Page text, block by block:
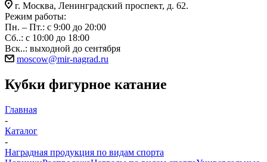
г. Москва, Ленинградский проспект, д. 62.
Режим работы:
Пн. – Пт.: с 9:00 до 20:00
Сб..: с 10:00 до 18:00
Вск..: выходной до сентября
moscow@mir-nagrad.ru
Кубки фигурное катание
Главная
-
Каталог
-
Наградная продукция по видам спорта